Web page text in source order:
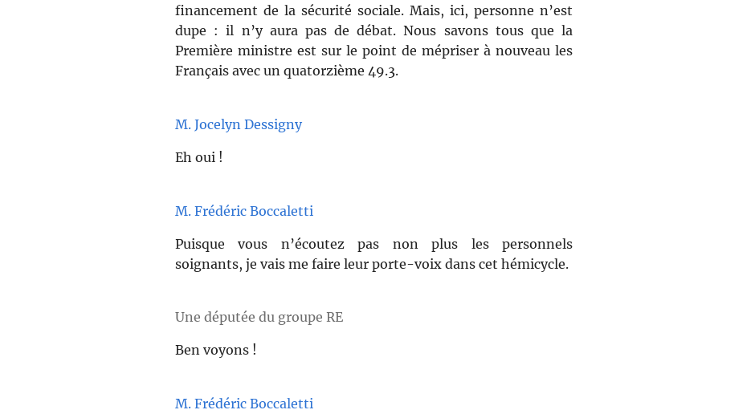
financement de la sécurité sociale. Mais, ici, personne n’est
dupe : il n’y aura pas de débat. Nous savons tous que la
Première ministre est sur le point de mépriser à nouveau les
Français avec un quatorzième 49.3.
M. Jocelyn Dessigny
Eh oui !
M. Frédéric Boccaletti
Puisque vous n’écoutez pas non plus les personnels
soignants, je vais me faire leur porte-voix dans cet hémicycle.
Une députée du groupe RE
Ben voyons !
M. Frédéric Boccaletti